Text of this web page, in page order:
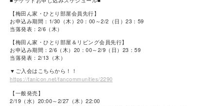
【梅田ん家・ひとり部屋会員先行】
お申込み期間：1/30（木）20：00～2/2（日）23：59
当落発表：2/6（木）
【梅田ん家・ひとり部屋＆リビング会員先行】
お申込み期間：2/6（木）20：00～2/9（日）23：59
当落発表：2/13（木）
▼ご入会はこちらから！！
https://fanicon.net/fancommunities/2290
【一般発売】
2/19（水）20:00～2/27（木）22:00